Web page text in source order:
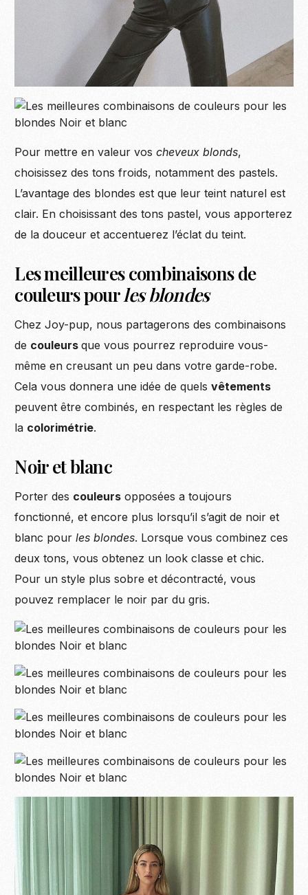
Pour mettre en valeur vos cheveux blonds,
choisissez des tons froids, notamment des pastels.
L’avantage des blondes est que leur teint naturel est
clair. En choisissant des tons pastel, vous apporterez
de la douceur et accentuerez l’éclat du teint.
Les meilleures combinaisons de
couleurs pourles blondes
Chez Joy-pup, nous partagerons des combinaisons
de couleursque vous pourrez reproduire vous-
même en creusant un peu dans votre garde-robe.
Cela vous donnera une idée de quelsvêtements
peuvent être combinés, en respectant les règles de
la colorimétrie.
Noir et blanc
Porter des couleurs opposées a toujours
fonctionné, et encore plus lorsqu’il s’agit de noir et
blanc pourles blondes. Lorsque vous combinez ces
deux tons, vous obtenez un look classe et chic.
Pour un style plus sobre et décontracté, vous
pouvez remplacer le noir par du gris.